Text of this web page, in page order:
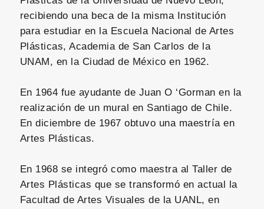
recibiendo una beca de la misma Institución
para estudiar en la Escuela Nacional de Artes
Plásticas, Academia de San Carlos de la
UNAM, en la Ciudad de México en 1962.
En 1964 fue ayudante de Juan O ‘Gorman en la
realización de un mural en Santiago de Chile.
En diciembre de 1967 obtuvo una maestría en
Artes Plásticas.
En 1968 se integró como maestra al Taller de
Artes Plásticas que se transformó en actual la
Facultad de Artes Visuales de la UANL, en